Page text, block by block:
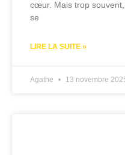
cœur. Mais trop souvent,
se
LIRE LA SUITE »
Agathe 13 novembre